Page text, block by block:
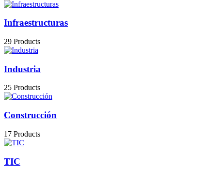
Infraestructuras
29 Products
Industria
25 Products
Construcción
17 Products
TIC